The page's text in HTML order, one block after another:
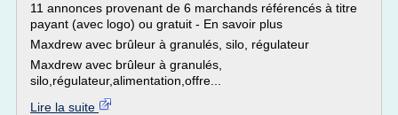
11 annonces provenant de 6 marchands référencés à titre
payant (avec logo) ou gratuit - En savoir plus
Maxdrew avec brûleur à granulés, silo, régulateur
Maxdrew avec brûleur à granulés,
silo,régulateur,alimentation,offre...
Lire la suite